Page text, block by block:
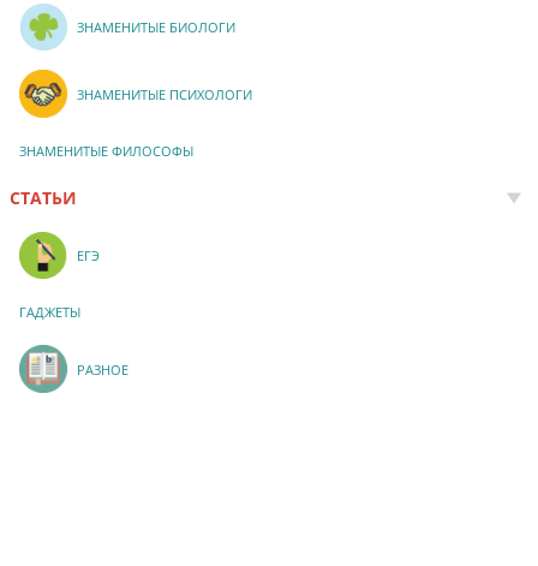
ЗНАМЕНИТЫЕ БИОЛОГИ
ЗНАМЕНИТЫЕ ПСИХОЛОГИ
ЗНАМЕНИТЫЕ ФИЛОСОФЫ
СТАТЬИ
ЕГЭ
ГАДЖЕТЫ
РАЗНОЕ